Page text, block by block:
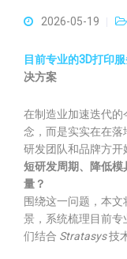
2026-05-19
目前专业的3D打印
决方案
在制造业加速迭代的
念，而是实实在在落
研发团队和品牌方开
短研发周期、降低
量？
围绕这一问题，本
景，系统梳理目前
们结合 Stratasys技